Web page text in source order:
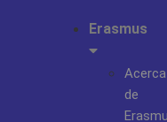
Erasmus
Acerca
de